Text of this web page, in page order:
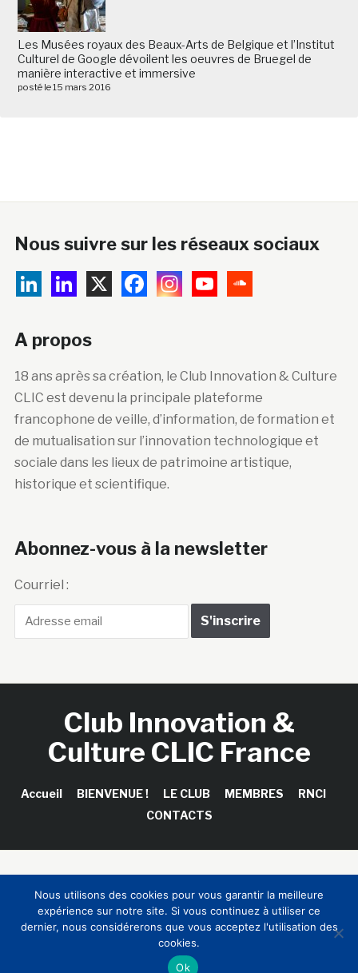
Les Musées royaux des Beaux-Arts de Belgique et l’Institut
Culturel de Google dévoilent les oeuvres de Bruegel de
manière interactive et immersive
posté le 15 mars 2016
Nous suivre sur les réseaux sociaux
A propos
18 ans après sa création, le Club Innovation & Culture
CLIC est devenu la principale plateforme
francophone de veille, d’information, de formation et
de mutualisation sur l’innovation technologique et
sociale dans les lieux de patrimoine artistique,
historique et scientifique.
Abonnez-vous à la newsletter
Courriel :
Club Innovation &
Culture CLIC France
Accueil BIENVENUE ! LE CLUB MEMBRES
RNCI
CONTACTS
Sinapses Conseils
Nous utilisons des cookies pour vous garantir la meilleure
expérience sur notre site. Si vous continuez à utiliser ce
dernier, nous considérerons que vous acceptez l'utilisation des
cookies.
Ok